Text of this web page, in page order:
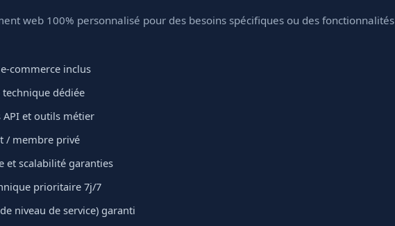
web 100% personnalisé pour des besoins spécifiques ou des fonctionnalités
commerce inclus
dédiée
et outils métier
/ membre privé
et scalabilité garanties
prioritaire 7j/7
niveau de service) garanti